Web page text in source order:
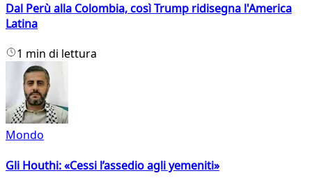
Dal Perù alla Colombia, così Trump ridisegna l'America
Latina
1 min di lettura
Mondo
Gli Houthi: «Cessi l’assedio agli yemeniti»